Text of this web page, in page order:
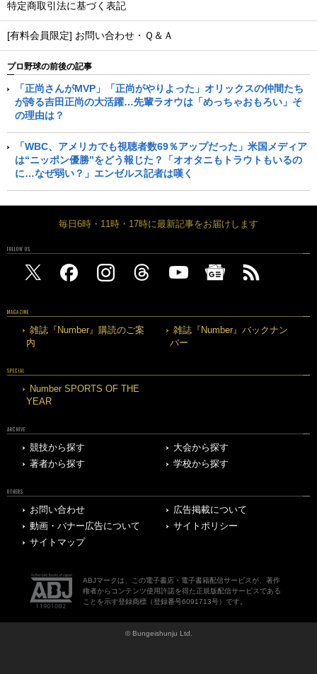
特定商取引法に基づく表記
[有料会員限定] お問い合わせ・Ｑ＆Ａ
プロ野球の前後の記事
「正尚さんがMVP」「正尚がやりよった」オリックスの仲間たち
が誇る吉田正尚の大活躍…先輩ラオウは「めっちゃおもろい」そ
の理由は？
「WBC、アメリカでも視聴者数69％アップだった」米国メディア
は“ニッポン優勝”をどう報じた？「オオタニもトラウトもいるの
に…なぜ弱い？」エンゼルス記者は嘆く
毎日6時・11時・17時に最新記事をお届けします
FOLLOW US
MAGAZINE
雑誌『Number』購読のご案
内
雑誌『Number』バックナン
バー
SPECIAL
Number SPORTS OF THE
YEAR
ARCHIVE
競技から探す
大会から探す
著者から探す
学校から探す
OTHERS
お問い合わせ
広告掲載について
動画・バナー広告について
サイトポリシー
サイトマップ
ABJマークは、この電子書店・電子書籍配信サービスが、著作
権者からコンテンツ使用許諾を得た正規版配信サービスである
ことを示す登録商標（登録番号6091713号）です。
© Bungeishunju Ltd.